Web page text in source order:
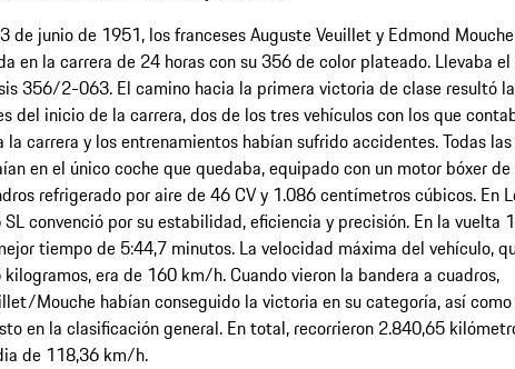
de junio de 1951, los franceses Auguste Veuillet y Edmond
en la carrera de 24 horas con su 356 de color plateado. Llevaba
356/2-063. El camino hacia la primera victoria de clase resultó
del inicio de la carrera, dos de los tres vehículos con los que
la carrera y los entrenamientos habían sufrido accidentes. Todas
en el único coche que quedaba, equipado con un motor bóxer
refrigerado por aire de 46 CV y 1.086 centímetros cúbicos. En
convenció por su estabilidad, eficiencia y precisión. En la vuelta
tiempo de 5:44,7 minutos. La velocidad máxima del vehículo,
era de 160 km/h. Cuando vieron la bandera a cuadros,
Mouche habían conseguido la victoria en su categoría, así
en la clasificación general. En total, recorrieron 2.840,65
de 118,36 km/h.